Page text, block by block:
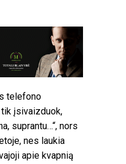
telefono
tik įsivaizduok,
suprantu…“, nors
nes laukia
apie kvapnią